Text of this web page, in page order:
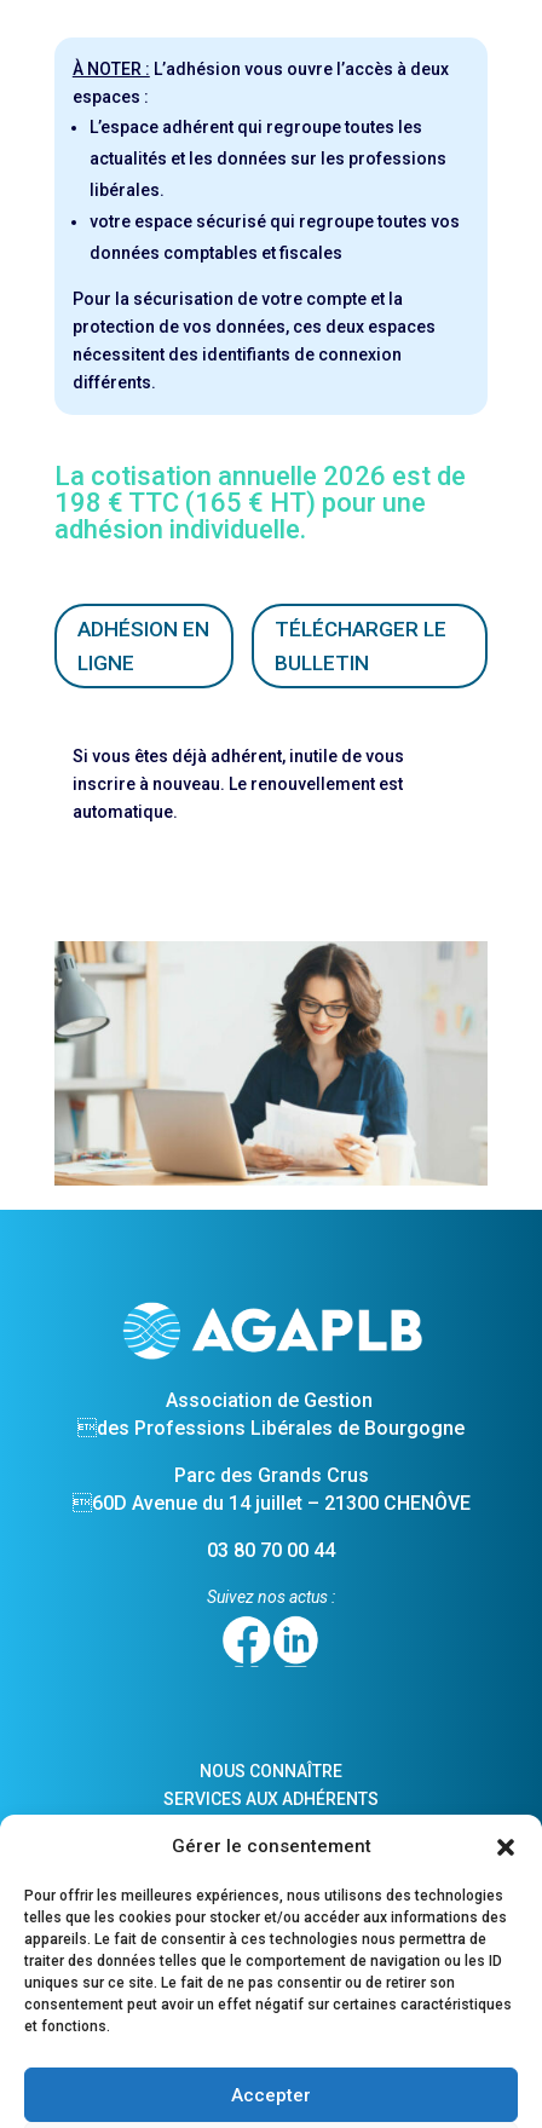
Gérer le consentement
Pour offrir les meilleures expériences, nous utilisons des technologies
telles que les cookies pour stocker et/ou accéder aux informations des
appareils. Le fait de consentir à ces technologies nous permettra de
traiter des données telles que le comportement de navigation ou les ID
uniques sur ce site. Le fait de ne pas consentir ou de retirer son
consentement peut avoir un effet négatif sur certaines caractéristiques
et fonctions.
Accepter
À NOTER : L’adhésion vous ouvre l’accès à deux
espaces :
L’espace adhérent qui regroupe toutes les
actualités et les données sur les professions
libérales.
votre espace sécurisé qui regroupe toutes vos
données comptables et fiscales
Pour la sécurisation de votre compte et la
protection de vos données, ces deux espaces
nécessitent des identifiants de connexion
différents.
La cotisation annuelle 2026 est de
198 € TTC (165 € HT) pour une
adhésion individuelle.
ADHÉSION EN
LIGNE
TÉLÉCHARGER LE
BULLETIN
Si vous êtes déjà adhérent, inutile de vous
inscrire à nouveau. Le renouvellement est
automatique.
Association de Gestion
des Professions Libérales de Bourgogne
Parc des Grands Crus
60D Avenue du 14 juillet – 21300 CHENÔVE
03 80 70 00 44
Suivez nos actus :
NOUS CONNAÎTRE
SERVICES AUX ADHÉRENTS
ADHÉSION
COMPTES MAJEURS PROTÉGÉS
POURQUOI ADHÉRER ?
OUTILS DE GESTION
PARTENAIRE DE LA PROFESSION COMPTABLE